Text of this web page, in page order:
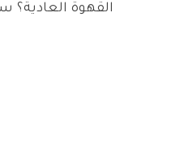
القهوة العادية؟